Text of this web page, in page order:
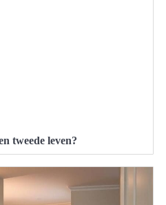
tweede leven?